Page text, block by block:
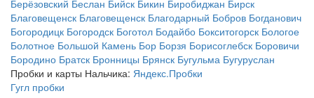
Берёзовский Беслан Бийск Бикин Биробиджан Бирск
Благовещенск Благовещенск Благодарный Бобров Богданович
Богородицк Богородск Боготол Бодайбо Бокситогорск Бологое
Болотное Большой Камень Бор Борзя Борисоглебск Боровичи
Бородино Братск Бронницы Брянск Бугульма Бугуруслан
Пробки и карты Нальчика: Яндекс.Пробки
Гугл пробки